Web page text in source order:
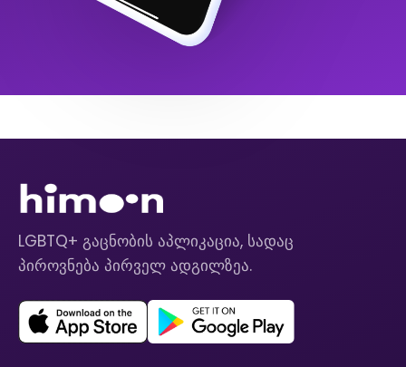
LGBTQ+ გაცნობის აპლიკაცია, სადაც
პიროვნება პირველ ადგილზეა.